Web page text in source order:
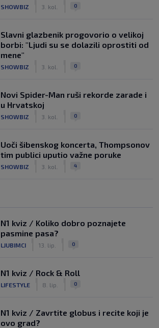
SHOWBIZ 3. kol. 0
Slavni glazbenik progovorio o velikoj
borbi: "Ljudi su se dolazili oprostiti od
mene"
SHOWBIZ 3. kol. 0
Novi Spider-Man ruši rekorde zarade i
u Hrvatskoj
SHOWBIZ 3. kol. 0
Uoči šibenskog koncerta, Thompsonov
tim publici uputio važne poruke
SHOWBIZ 3. kol. 4
N1 kviz / Koliko dobro poznajete
pasmine pasa?
LJUBIMCI 13. lip. 0
N1 kviz / Rock & Roll
LIFESTYLE 8. lip. 0
N1 kviz / Zavrtite globus i recite koji je
ovo grad?